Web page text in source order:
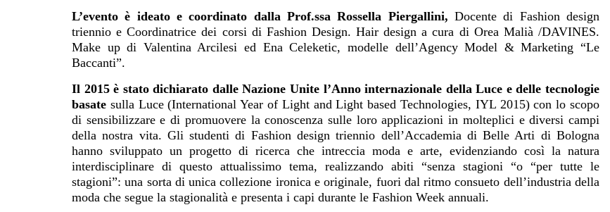
L’evento è ideato e coordinato dalla Prof.ssa Rossella Piergallini, Docente di Fashion design
triennio e Coordinatrice dei corsi di Fashion Design. Hair design a cura di Orea Malià /DAVINES.
Make up di Valentina Arcilesi ed Ena Celeketic, modelle dell’Agency Model & Marketing “Le
Baccanti”.
Il 2015 è stato dichiarato dalle Nazione Unite l’Anno internazionale della Luce e delle tecnologie
basate sulla Luce (International Year of Light and Light based Technologies, IYL 2015) con lo scopo
di sensibilizzare e di promuovere la conoscenza sulle loro applicazioni in molteplici e diversi campi
della nostra vita. Gli studenti di Fashion design triennio dell’Accademia di Belle Arti di Bologna
hanno sviluppato un progetto di ricerca che intreccia moda e arte, evidenziando così la natura
interdisciplinare di questo attualissimo tema, realizzando abiti “senza stagioni “o “per tutte le
stagioni”: una sorta di unica collezione ironica e originale, fuori dal ritmo consueto dell’industria della
moda che segue la stagionalità e presenta i capi durante le Fashion Week annuali.